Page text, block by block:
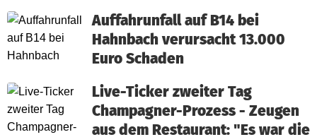
Auffahrunfall auf B14 bei
Hahnbach verursacht 13.000
Euro Schaden
Live-Ticker zweiter Tag
Champagner-Prozess - Zeugen
aus dem Restaurant: "Es war die